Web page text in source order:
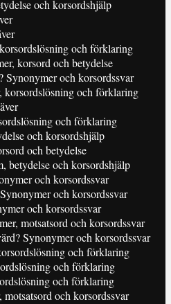
och korsordshjälp
och förklaring
korsord och betydelse
Synonymer och korsordssvar
korsordslösning och förklaring
och förklaring
och korsordshjälp
och betydelse
betydelse och korsordshjälp
och korsordssvar
och korsordssvar
och korsordssvar
motsatsord och korsordssvar
Synonymer och korsordssvar
och förklaring
och förklaring
och förklaring
och korsordssvar